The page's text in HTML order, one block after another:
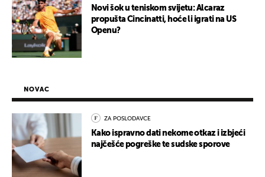
Novi šok u teniskom svijetu: Alcaraz
propušta Cincinatti, hoće li igrati na US
Openu?
NOVAC
ZA POSLODAVCE
Kako ispravno dati nekome otkaz i izbjeći
najčešće pogreške te sudske sporove